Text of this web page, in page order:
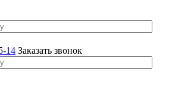
14 Заказать звонок